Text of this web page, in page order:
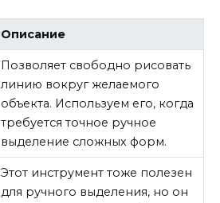
Описание
Позволяет свободно рисовать
линию вокруг желаемого
объекта. Используем его, когда
требуется точное ручное
выделение сложных форм.
Этот инструмент тоже полезен
для ручного выделения, но он